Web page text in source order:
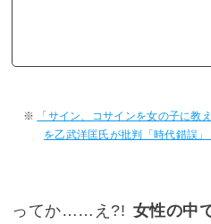
「サイン、コサインを女の子に教
を乙武洋匡氏が批判「時代錯誤」
ってか……え?! 女性の中